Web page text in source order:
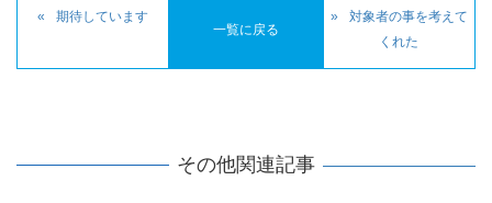
期待しています
一覧に戻る
対象者の事を考えて
くれた
その他関連記事